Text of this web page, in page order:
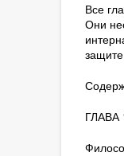
Все
Они
ГЛАВА